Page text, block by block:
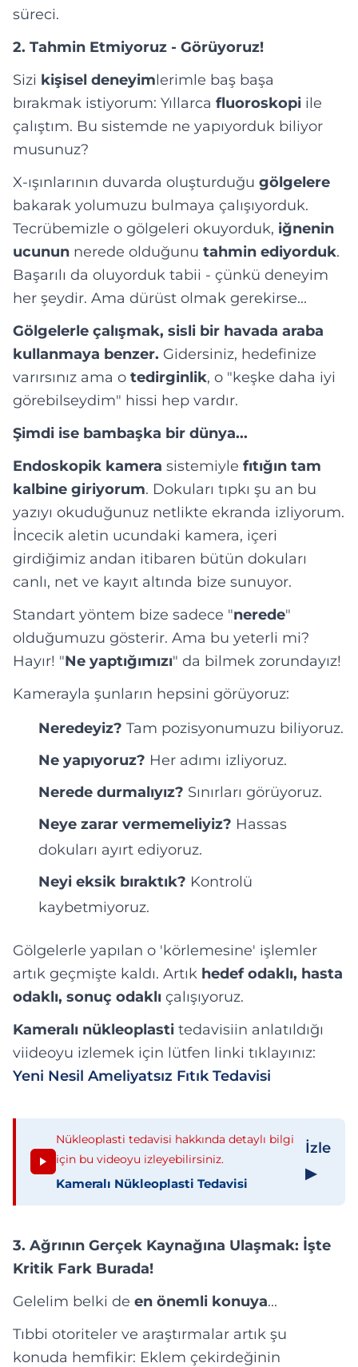
süreci.
2. Tahmin Etmiyoruz - Görüyoruz!
Sizi kişisel deneyimlerimle baş başa
bırakmak istiyorum: Yıllarca fluoroskopi ile
çalıştım. Bu sistemde ne yapıyorduk biliyor
musunuz?
X-ışınlarının duvarda oluşturduğu gölgelere
bakarak yolumuzu bulmaya çalışıyorduk.
Tecrübemizle o gölgeleri okuyorduk, iğnenin
ucunun nerede olduğunu tahmin ediyorduk.
Başarılı da oluyorduk tabii - çünkü deneyim
her şeydir. Ama dürüst olmak gerekirse...
Gölgelerle çalışmak, sisli bir havada araba
kullanmaya benzer. Gidersiniz, hedefinize
varırsınız ama o tedirginlik, o "keşke daha iyi
görebilseydim" hissi hep vardır.
Şimdi ise bambaşka bir dünya...
Endoskopik kamera sistemiyle fıtığın tam
kalbine giriyorum. Dokuları tıpkı şu an bu
yazıyı okuduğunuz netlikte ekranda izliyorum.
İncecik aletin ucundaki kamera, içeri
girdiğimiz andan itibaren bütün dokuları
canlı, net ve kayıt altında bize sunuyor.
Standart yöntem bize sadece "nerede"
olduğumuzu gösterir. Ama bu yeterli mi?
Hayır! "Ne yaptığımızı" da bilmek zorundayız!
Kamerayla şunların hepsini görüyoruz:
Neredeyiz? Tam pozisyonumuzu biliyoruz.
Ne yapıyoruz? Her adımı izliyoruz.
Nerede durmalıyız? Sınırları görüyoruz.
Neye zarar vermemeliyiz? Hassas
dokuları ayırt ediyoruz.
Neyi eksik bıraktık? Kontrolü
kaybetmiyoruz.
Gölgelerle yapılan o 'körlemesine' işlemler
artık geçmişte kaldı. Artık hedef odaklı, hasta
odaklı, sonuç odaklı çalışıyoruz.
Kameralı nükleoplasti tedavisiin anlatıldığı
viideoyu izlemek için lütfen linki tıklayınız:
Yeni Nesil Ameliyatsız Fıtık Tedavisi
Nükleoplasti tedavisi hakkında detaylı bilgi
için bu videoyu izleyebilirsiniz.
Kameralı Nükleoplasti Tedavisi
İzle
▶
3. Ağrının Gerçek Kaynağına Ulaşmak: İşte
Kritik Fark Burada!
Gelelim belki de en önemli konuya...
Tıbbi otoriteler ve araştırmalar artık şu
konuda hemfikir: Eklem çekirdeğinin